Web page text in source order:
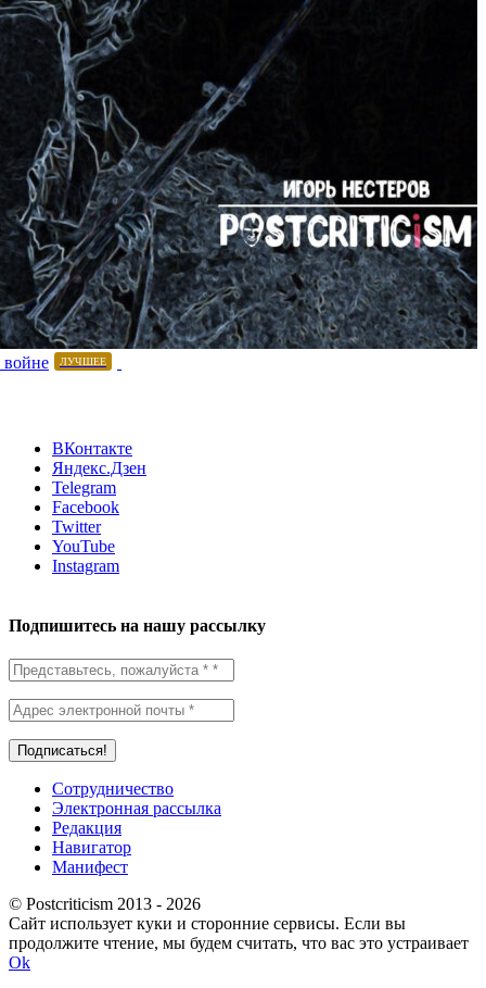
ЛУЧШЕЕ
ВКонтакте
Яндекс.Дзен
Telegram
Facebook
Twitter
YouTube
Instagram
Подпишитесь на нашу рассылку
Сотрудничество
Электронная рассылка
Редакция
Навигатор
Манифест
© Postcriticism 2013 - 2026
Сайт использует куки и сторонние сервисы. Если вы
продолжите чтение, мы будем считать, что вас это устраивает
Ok